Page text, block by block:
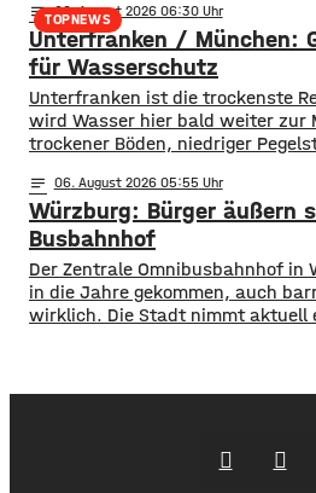
Kissingens Oberbürgermeister
Wirtschaftsförderer der Stadt
damit ihr Engagement und den
TOPNEWS
notes 06. August 2026 06:30
Unterfranken / München:
für Wasserschutz
​​Unterfranken ist die trockenste
wird Wasser hier bald weiter zur
trockener Böden, niedriger
​Mit einem neuen Antrag fordern
Wasser-Notfallplan für Bayern.
dabei kurzfristige und langfristige
So sollen unter anderem
notes 06. August 2026 05:55
Würzburg: Bürger äußern
Busbahnhof
Der Zentrale Omnibusbahnhof in
in die Jahre gekommen, auch
wirklich. Die Stadt nimmt aktuell